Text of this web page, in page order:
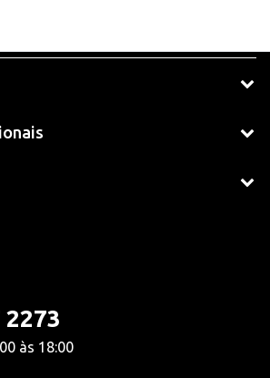
2273
às 18:00